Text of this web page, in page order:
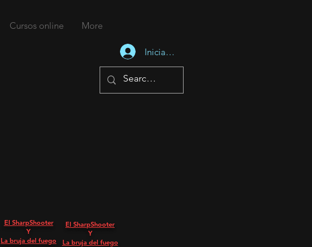
Cursos online More
Iniciar sesión
El SharpShooter
Y
La bruja del fuego
El SharpShooter
Y
La bruja del fuego